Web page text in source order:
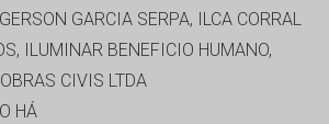
GERSON GARCIA SERPA, ILCA CORRAL
ILUMINAR BENEFICIO HUMANO,
CIVIS LTDA
HÁ